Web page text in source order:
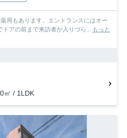
局もあります。エントランスにはオー
ドアの前まで来訪者が入りづら... もっと
㎡ / 1LDK